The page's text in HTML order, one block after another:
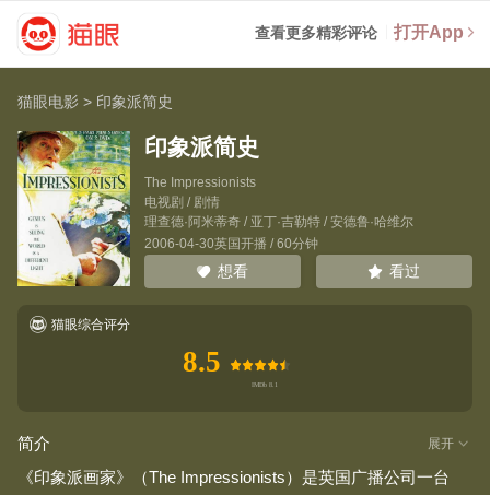
查看更多精彩评论 打开App
猫眼电影 > 印象派简史
印象派简史
The Impressionists
电视剧 / 剧情
理查德·阿米蒂奇/ 亚丁·吉勒特/ 安德鲁·哈维尔
2006-04-30英国开播 / 60分钟
想看 看过
猫眼综合评分
8.5
简介 展开
《印象派画家》（The Impressionists）是英国广播公司一台